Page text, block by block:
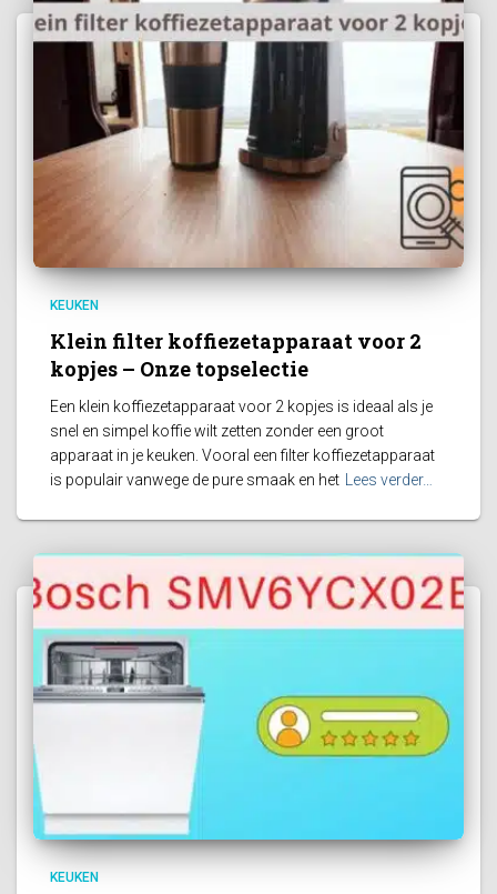
KEUKEN
Klein filter koffiezetapparaat voor 2
kopjes – Onze topselectie
Een klein koffiezetapparaat voor 2 kopjes is ideaal als je
snel en simpel koffie wilt zetten zonder een groot
apparaat in je keuken. Vooral een filter koffiezetapparaat
is populair vanwege de pure smaak en het
Lees verder…
KEUKEN